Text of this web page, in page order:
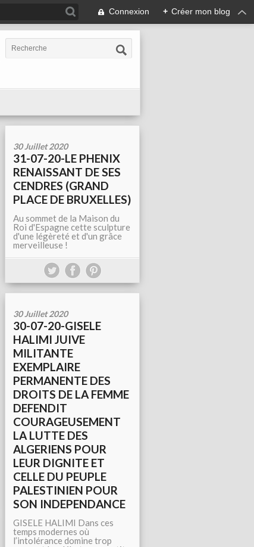
Connexion + Créer mon blog
30 Juillet 2020
31-07-20-LE PHENIX
RENAISSANT DE SES
CENDRES (GRAND
PLACE DE BRUXELLES)
Au sommet de la Maison du
Roi d'Espagne cette sculpture
d'une légèreté et d'un grâce
merveilleuse !
30 Juillet 2020
30-07-20-GISELE
HALIMI JUIVE
MILITANTE
EXEMPLAIRE
PERMANENTE DES
DROITS DE LA FEMME
DEFENDIT
COURAGEUSEMENT
LA LUTTE DES
ALGERIENS POUR
LEUR DIGNITE ET
CELLE DU PEUPLE
PALESTINIEN POUR
SON INDEPENDANCE
GISELE HALIMI Dans ces
temps modernes où
l’intolérance domine trop